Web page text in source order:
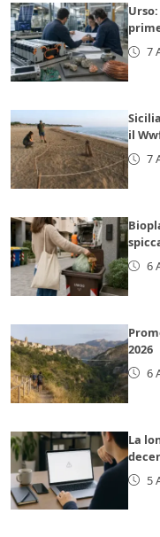
7
il
7
6
2026
6
La
5